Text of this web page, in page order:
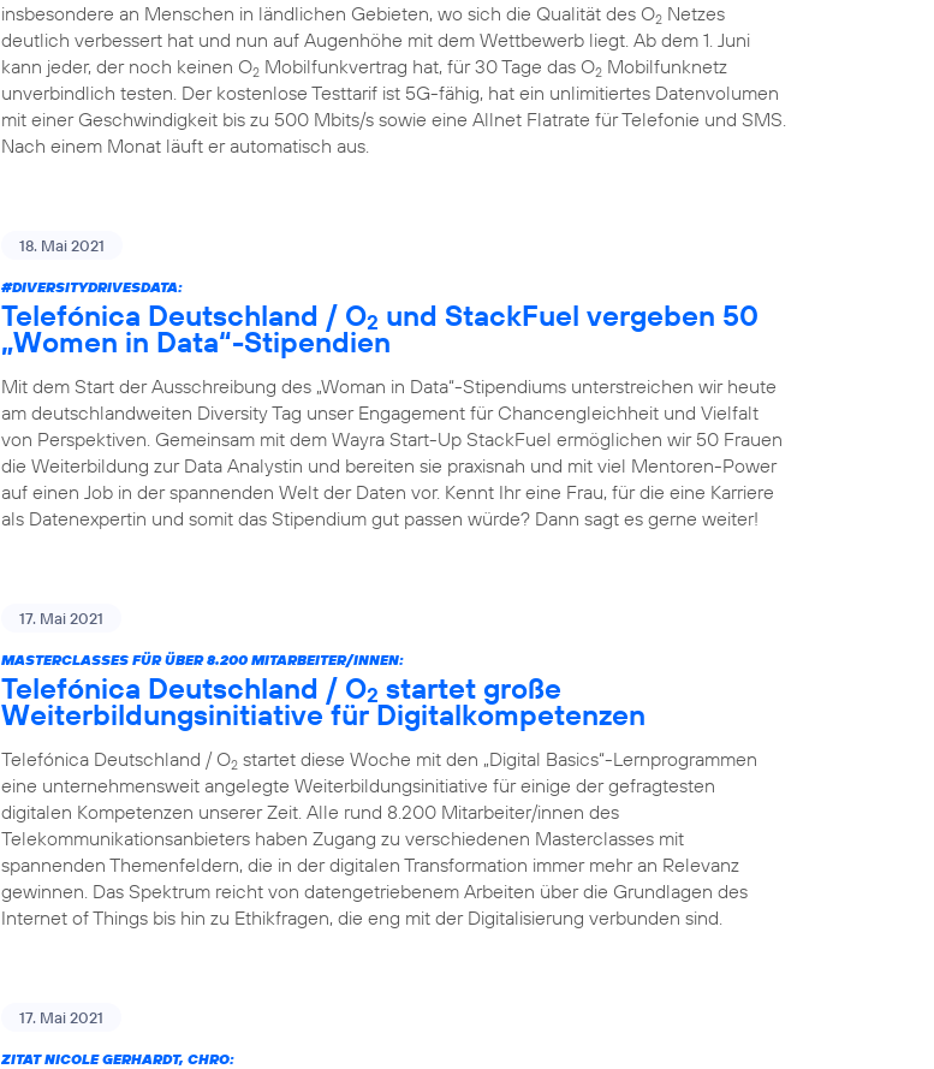
insbesondere an Menschen in ländlichen Gebieten, wo sich die Qualität des O2 Netzes
deutlich verbessert hat und nun auf Augenhöhe mit dem Wettbewerb liegt. Ab dem 1. Juni
kann jeder, der noch keinen O2 Mobilfunkvertrag hat, für 30 Tage das O2 Mobilfunknetz
unverbindlich testen. Der kostenlose Testtarif ist 5G-fähig, hat ein unlimitiertes Datenvolumen
mit einer Geschwindigkeit bis zu 500 Mbits/s sowie eine Allnet Flatrate für Telefonie und SMS.
Nach einem Monat läuft er automatisch aus.
18. Mai 2021
#DIVERSITYDRIVESDATA:
Telefónica Deutschland / O2 und StackFuel vergeben 50
„Women in Data“-Stipendien
Mit dem Start der Ausschreibung des „Woman in Data“-Stipendiums unterstreichen wir heute
am deutschlandweiten Diversity Tag unser Engagement für Chancengleichheit und Vielfalt
von Perspektiven. Gemeinsam mit dem Wayra Start-Up StackFuel ermöglichen wir 50 Frauen
die Weiterbildung zur Data Analystin und bereiten sie praxisnah und mit viel Mentoren-Power
auf einen Job in der spannenden Welt der Daten vor. Kennt Ihr eine Frau, für die eine Karriere
als Datenexpertin und somit das Stipendium gut passen würde? Dann sagt es gerne weiter!
17. Mai 2021
MASTERCLASSES FÜR ÜBER 8.200 MITARBEITER/INNEN:
Telefónica Deutschland / O2 startet große
Weiterbildungsinitiative für Digitalkompetenzen
Telefónica Deutschland / O2 startet diese Woche mit den „Digital Basics“-Lernprogrammen
eine unternehmensweit angelegte Weiterbildungsinitiative für einige der gefragtesten
digitalen Kompetenzen unserer Zeit. Alle rund 8.200 Mitarbeiter/innen des
Telekommunikationsanbieters haben Zugang zu verschiedenen Masterclasses mit
spannenden Themenfeldern, die in der digitalen Transformation immer mehr an Relevanz
gewinnen. Das Spektrum reicht von datengetriebenem Arbeiten über die Grundlagen des
Internet of Things bis hin zu Ethikfragen, die eng mit der Digitalisierung verbunden sind.
17. Mai 2021
ZITAT NICOLE GERHARDT, CHRO: